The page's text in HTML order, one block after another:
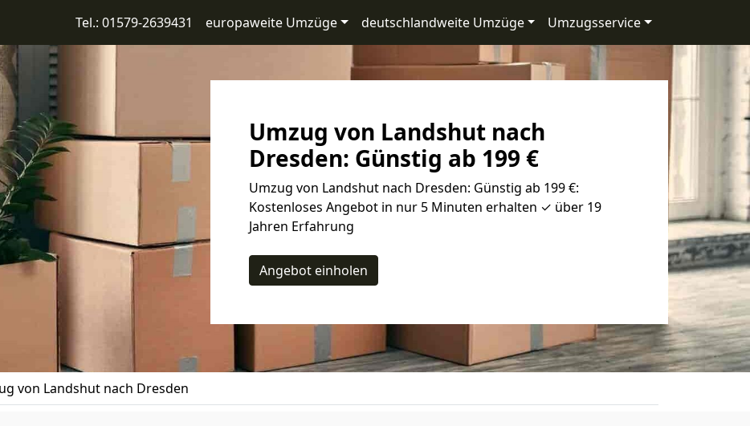
Tel.: 01579-2639431 europaweite Umzüge deutschlandweite Umzüge Umzugsservice
Umzug von Landshut nach
Dresden: Günstig ab 199 €
Umzug von Landshut nach Dresden: Günstig ab 199 €:
Kostenloses Angebot in nur 5 Minuten erhalten ✓ über 19
Jahren Erfahrung
Angebot einholen
von Landshut nach Dresden